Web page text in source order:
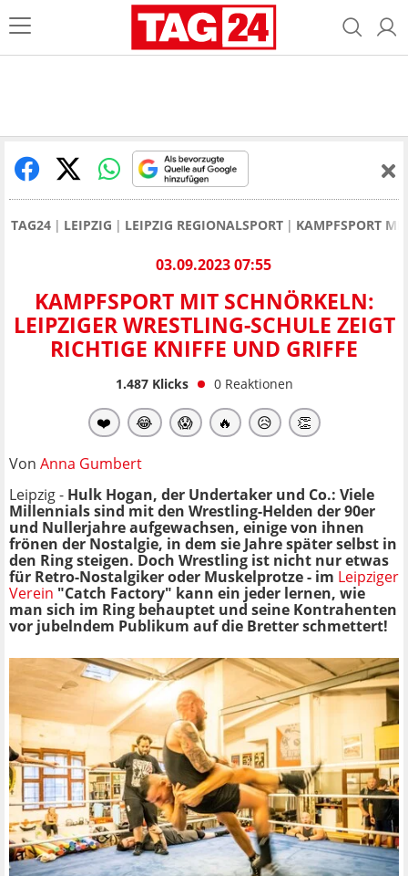
TAG24 LEIPZIG LEIPZIG REGIONALSPORT KAMPFSPORT
03.09.2023 07:55
KAMPFSPORT MIT SCHNÖRKELN:
LEIPZIGER WRESTLING-SCHULE ZEIGT
RICHTIGE KNIFFE UND GRIFFE
1.487Klicks 0 Reaktionen
❤️ 😂 😱 🔥 😥 👏
Von Anna Gumbert
Leipzig - Hulk Hogan, der Undertaker und Co.: Viele
Millennials sind mit den Wrestling-Helden der 90er
und Nullerjahre aufgewachsen, einige von ihnen
frönen der Nostalgie, in dem sie Jahre später selbst in
den Ring steigen. Doch Wrestling ist nicht nur etwas
für Retro-Nostalgiker oder Muskelprotze - im Leipziger
Verein "Catch Factory" kann ein jeder lernen, wie
man sich im Ring behauptet und seine Kontrahenten
vor jubelndem Publikum auf die Bretter schmettert!